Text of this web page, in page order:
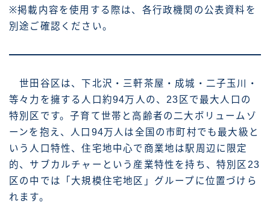
※掲載内容を使用する際は、各行政機関の公表資料を
別途ご確認ください。
世田谷区は、下北沢・三軒茶屋・成城・二子玉川・
等々力を擁する人口約94万人の、23区で最大人口の
特別区です。子育て世帯と高齢者の二大ボリュームゾ
ーンを抱え、人口94万人は全国の市町村でも最大級と
いう人口特性、住宅地中心で商業地は駅周辺に限定
的、サブカルチャーという産業特性を持ち、特別区23
区の中では「大規模住宅地区」グループに位置づけら
れます。